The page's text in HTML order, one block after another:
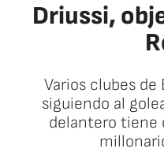
Driussi,
Varios clubes
siguiendo al
delantero tiene